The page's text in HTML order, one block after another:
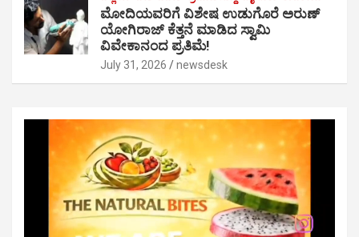
ಮೋದಿಯವರಿಗೆ ವಿಶೇಷ ಉಡುಗೊರೆ ಅರುಣ್
ಯೋಗಿರಾಜ್ ಕೆತ್ತನೆ ಮಾಡಿದ ಸ್ವಾಮಿ
ವಿವೇಕಾನಂದ ಪ್ರತಿಮೆ!
July 31, 2026 newsdesk